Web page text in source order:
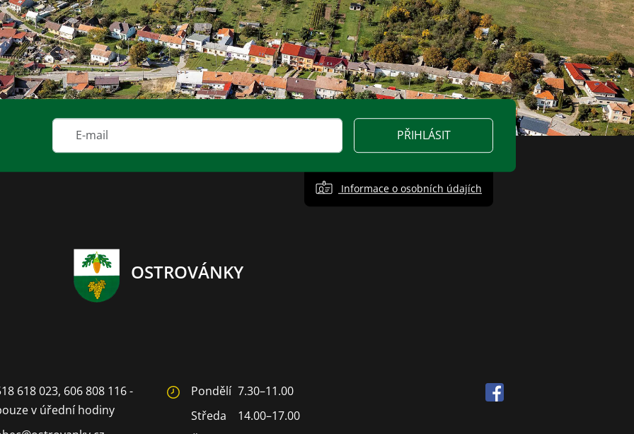
PŘIHLÁSIT
Informace o osobních údajích
OSTROVÁNKY
618 023, 606 808 116 -
v úřední hodiny
Pondělí 7.30–11.00
Středa
14.00–17.00